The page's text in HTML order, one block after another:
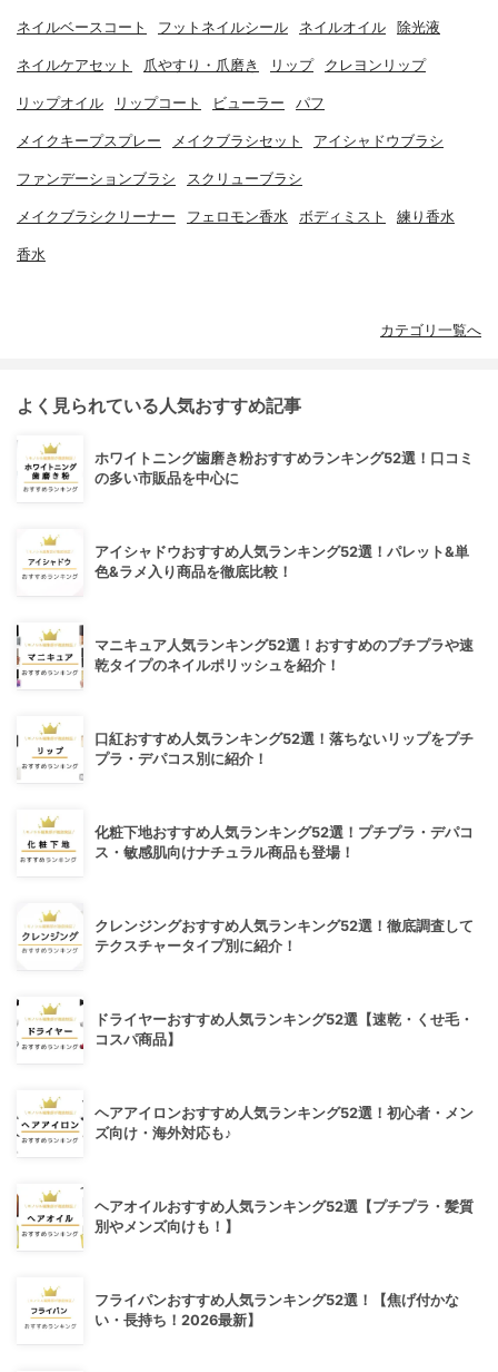
ネイルベースコート フットネイルシール ネイルオイル 除光液
ネイルケアセット 爪やすり・爪磨き リップ クレヨンリップ
リップオイル リップコート ビューラー パフ
メイクキープスプレー メイクブラシセット アイシャドウブラシ
ファンデーションブラシ スクリューブラシ
メイクブラシクリーナー フェロモン香水 ボディミスト 練り香水
香水
カテゴリ一覧へ
よく見られている人気おすすめ記事
ホワイトニング歯磨き粉おすすめランキング52選！口コミ
の多い市販品を中心に
アイシャドウおすすめ人気ランキング52選！パレット&単
色&ラメ入り商品を徹底比較！
マニキュア人気ランキング52選！おすすめのプチプラや速
乾タイプのネイルポリッシュを紹介！
口紅おすすめ人気ランキング52選！落ちないリップをプチ
プラ・デパコス別に紹介！
化粧下地おすすめ人気ランキング52選！プチプラ・デパコ
ス・敏感肌向けナチュラル商品も登場！
クレンジングおすすめ人気ランキング52選！徹底調査して
テクスチャータイプ別に紹介！
ドライヤーおすすめ人気ランキング52選【速乾・くせ毛・
コスパ商品】
ヘアアイロンおすすめ人気ランキング52選！初心者・メン
ズ向け・海外対応も♪
ヘアオイルおすすめ人気ランキング52選【プチプラ・髪質
別やメンズ向けも！】
フライパンおすすめ人気ランキング52選！【焦げ付かな
い・長持ち！2026最新】